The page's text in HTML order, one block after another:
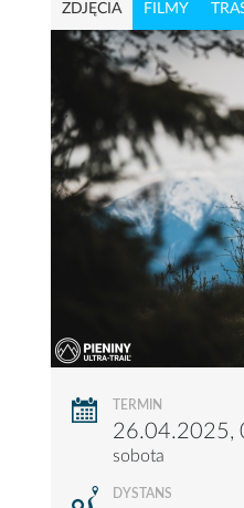
ZDJĘCIA FILMY
PAKIET STARTOWY
WYPOSAŻENIE
TERMIN
26.04.2025,
sobota
DYSTANS